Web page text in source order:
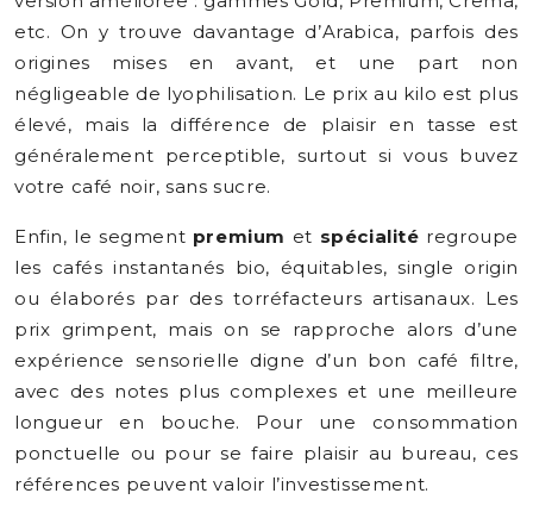
etc. On y trouve davantage d’Arabica, parfois des
origines mises en avant, et une part non
négligeable de lyophilisation. Le prix au kilo est plus
élevé, mais la différence de plaisir en tasse est
généralement perceptible, surtout si vous buvez
votre café noir, sans sucre.
Enfin, le segment premium et spécialité regroupe
les cafés instantanés bio, équitables, single origin
ou élaborés par des torréfacteurs artisanaux. Les
prix grimpent, mais on se rapproche alors d’une
expérience sensorielle digne d’un bon café filtre,
avec des notes plus complexes et une meilleure
longueur en bouche. Pour une consommation
ponctuelle ou pour se faire plaisir au bureau, ces
références peuvent valoir l’investissement.